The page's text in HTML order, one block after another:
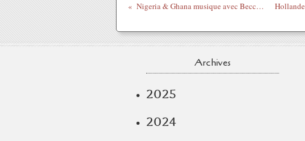
Nigeria & Ghana musique avec Becca feat 2Face : Badman Badgirl
Archives
2025
2024